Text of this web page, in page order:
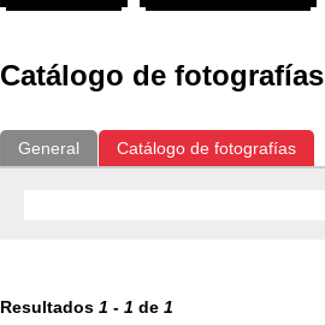
Catálogo de fotografías
General Catálogo de fotografías
Resultados 1 - 1 de 1